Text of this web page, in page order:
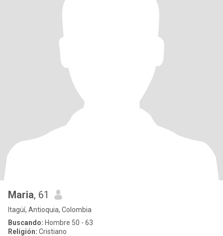
Maria, 61
Itagüí, Antioquia, Colombia
Buscando: Hombre 50 - 63
Religión: Cristiano